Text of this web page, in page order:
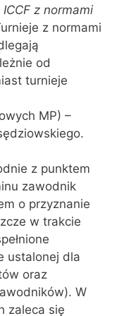
z normami
z normami
od
turnieje
MP) –
z punktem
zawodnik
o przyznanie
w trakcie
ustalonej dla
oraz
W
zaleca się